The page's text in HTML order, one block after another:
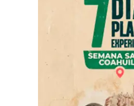
sostenible de nuestro Saltillo”,